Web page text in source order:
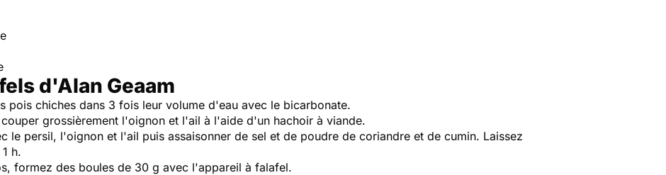
d'Alan Geaam
pois chiches dans 3 fois leur volume d'eau avec le bicarbonate.
grossièrement l'oignon et l'ail à l'aide d'un hachoir à viande.
le persil, l'oignon et l'ail puis assaisonner de sel et de poudre de coriandre et de cumin. Laissez
h.
formez des boules de 30 g avec l'appareil à falafel.